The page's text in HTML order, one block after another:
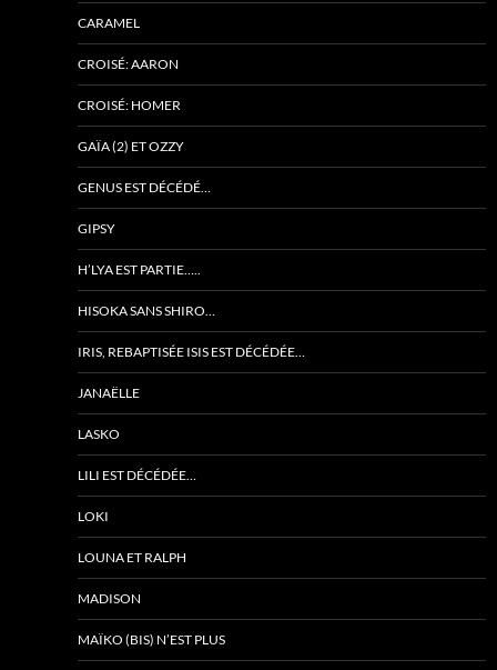
CARAMEL
CROISÉ: AARON
CROISÉ: HOMER
GAÏA (2) ET OZZY
GENUS EST DÉCÉDÉ…
GIPSY
H’LYA EST PARTIE…..
HISOKA SANS SHIRO…
IRIS, REBAPTISÉE ISIS EST DÉCÉDÉE…
JANAËLLE
LASKO
LILI EST DÉCÉDÉE…
LOKI
LOUNA ET RALPH
MADISON
MAÏKO (BIS) N’EST PLUS